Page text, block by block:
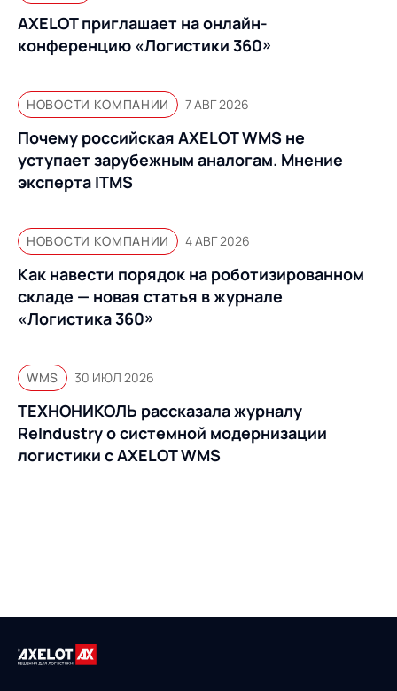
AXELOT приглашает на онлайн-
конференцию «Логистики 360»
НОВОСТИ КОМПАНИИ 7 АВГ 2026
Почему российская AXELOT WMS не
уступает зарубежным аналогам. Мнение
эксперта ITMS
НОВОСТИ КОМПАНИИ 4 АВГ 2026
Как навести порядок на роботизированном
складе — новая статья в журнале
«Логистика 360»
WMS 30 ИЮЛ 2026
ТЕХНОНИКОЛЬ рассказала журналу
ReIndustry о системной модернизации
логистики с AXELOT WMS